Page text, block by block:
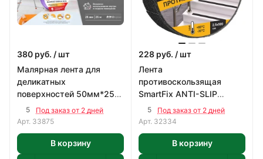
380 руб. / шт
Малярная лента для
деликатных
поверхностей 50мм*25м
Милен
5
Под заказ от 2 дней
Арт. 33875
В корзину
228 руб. / шт
Лента
противоскользящая
SmartFix ANTI-SLIP
25ммх250м черная
5
Под заказ от 2 дней
Арт. 32334
В корзину